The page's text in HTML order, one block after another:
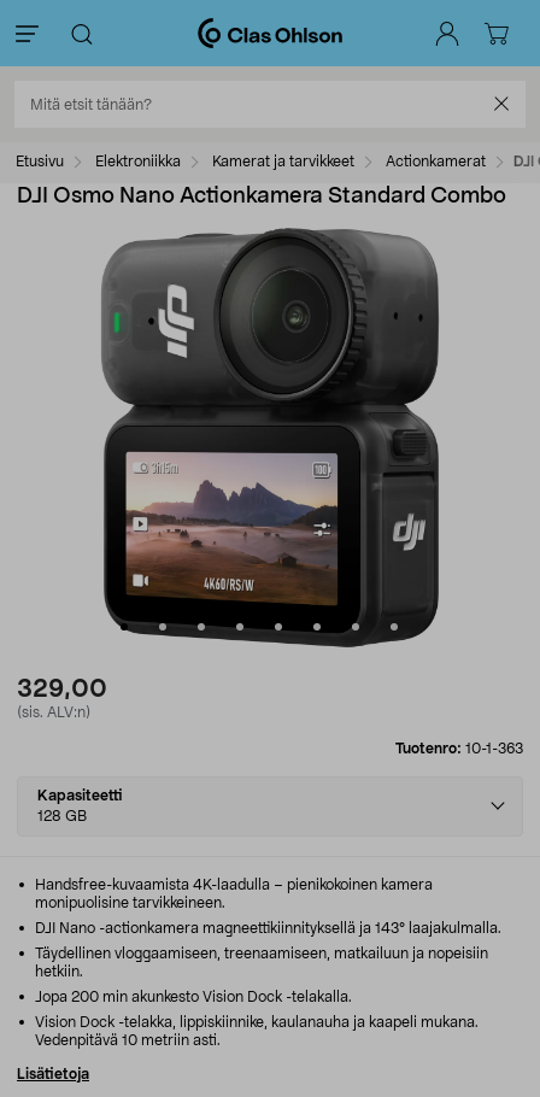
Etusivu Elektroniikka Kamerat ja tarvikkeet Actionkamerat
DJI Osmo Nano Actionkamera Standard Combo
329,00
(sis. ALV:n)
Tuotenro: 10-1-363
Select
variant
Kapasiteetti
128 GB
Handsfree-kuvaamista 4K-laadulla – pienikokoinen kamera
monipuolisine tarvikkeineen.
DJI Nano -actionkamera magneettikiinnityksellä ja 143° laajakulmalla.
Täydellinen vloggaamiseen, treenaamiseen, matkailuun ja nopeisiin
hetkiin.
Jopa 200 min akunkesto Vision Dock -telakalla.
Vision Dock -telakka, lippiskiinnike, kaulanauha ja kaapeli mukana.
Vedenpitävä 10 metriin asti.
Lisätietoja